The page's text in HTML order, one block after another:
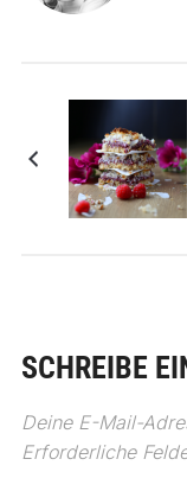
SCHREIBE
Deine E-Mail-
Erforderliche